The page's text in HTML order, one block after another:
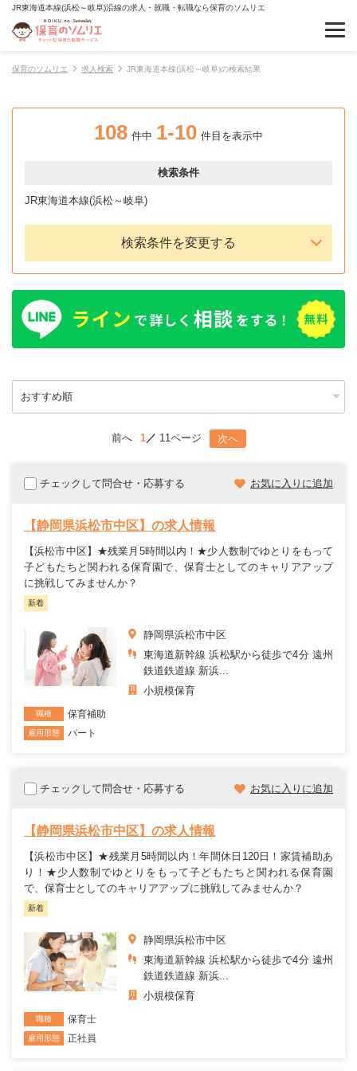
JR東海道本線(浜松～岐阜)沿線の求人・就職・転職なら保育のソムリエ
保育のソムリエ 求人検索 JR東海道本線(浜松～岐阜)の検索結果
108 件中 1-10 件目を表示中
検索条件
JR東海道本線(浜松～岐阜)
検索条件を変更する
前へ 1 11ページ 次へ
チェックして問合せ・応募する お気に入りに追加
【静岡県浜松市中区】の求人情報
【浜松市中区】★残業月5時間以内！★少人数制でゆとりをもって
子どもたちと関われる保育園で、保育士としてのキャリアアップ
に挑戦してみませんか？
新着
静岡県浜松市中区
東海道新幹線 浜松駅から徒歩で4分 遠州
鉄道鉄道線 新浜...
小規模保育
職種 保育補助
雇用形態 パート
チェックして問合せ・応募する お気に入りに追加
【静岡県浜松市中区】の求人情報
【浜松市中区】★残業月5時間以内！年間休日120日！家賃補助あ
り！★少人数制でゆとりをもって子どもたちと関われる保育園
で、保育士としてのキャリアアップに挑戦してみませんか？
新着
静岡県浜松市中区
東海道新幹線 浜松駅から徒歩で4分 遠州
鉄道鉄道線 新浜...
小規模保育
職種 保育士
雇用形態 正社員